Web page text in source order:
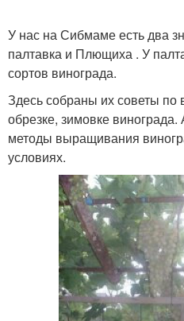
У нас на Сибмаме есть два
палтавка и Плющиха . У
сортов винограда.
Здесь собраны их советы
обрезке, зимовке
методы выращивания
условиях.